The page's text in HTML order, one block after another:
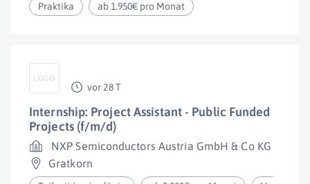
Praktika ab 1.950€ pro Monat
vor 28 T
Internship: Project Assistant - Public Funded
Projects (f/m/d)
NXP Semiconductors Austria GmbH & Co KG
Gratkorn